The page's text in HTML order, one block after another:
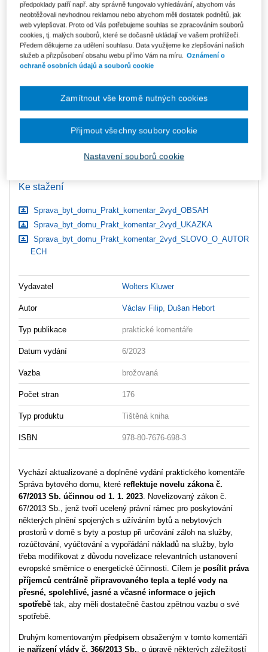
Kde najdu soubory e-knih?
642 Kč
Ušetříte 337 Kč
Balíček - Tištěná kniha + E-kniha
Smarteca + soubory ke stažení
Skladem- expedice do 2 pracovních dnů
Upozorňujeme, že v období od 1.8. do 21.8. z technických
důvodů nemůžeme vystavovat daňové doklady. Budou vám
zaslány dodatečně e-mailem.
ks Vložit do košíku
Ke stažení
Sprava_byt_domu_Prakt_komentar_2vyd_OBSAH
Sprava_byt_domu_Prakt_komentar_2vyd_UKAZKA
Sprava_byt_domu_Prakt_komentar_2vyd_SLOVO_O_AUTOR
ECH
Vydavatel Wolters Kluwer
Autor Václav Filip Dušan Hebort
Typ publikace praktické komentáře
Datum vydání 6/2023
Vazba brožovaná
Počet stran 176
Typ produktu Tištěná kniha
ISBN 978-80-7676-698-3
Vychází aktualizované a doplněné vydání praktického komentáře
Správa bytového domu, které reflektuje novelu zákona č.
67/2013 Sb. účinnou od 1. 1. 2023 . Novelizovaný zákon č.
67/2013 Sb., jenž tvoří ucelený právní rámec pro poskytování
některých plnění spojených s užíváním bytů a nebytových
prostorů v domě s byty a postup při určování záloh na služby,
rozúčtování, vyúčtování a vypořádání nákladů na služby, bylo
třeba modifikovat z důvodu novelizace relevantních ustanovení
evropské směrnice o energetické účinnosti. Cílem je posílit práva
příjemců centrálně připravovaného tepla a teplé vody na
přesné, spolehlivé, jasné a včasné informace o jejich
spotřebě tak, aby měli dostatečně častou zpětnou vazbu o své
spotřebě.
Druhým komentovaným předpisem obsaženým v tomto komentáři
je nařízení vlády č. 366/2013 Sb. , o úpravě některých záležitostí
předpoklady patří např. aby správně fungovalo vyhledávání, abychom vás
neobtěžovali nevhodnou reklamou nebo abychom měli dostatek podnětů, jak
web vylepšovat. Proto od Vás potřebujeme souhlas se zpracováním souborů
cookies, tj. malých souborů, které se dočasně ukládají ve vašem prohlížeči.
Předem děkujeme za udělení souhlasu. Data využijeme ke zlepšování našich
služeb a přizpůsobení obsahu webu přímo Vám na míru.
Oznámení o
ochraně osobních údajů a souborů cookie
Nastavení souborů cookie
Zamítnout vše kromě nutných cookies
Přijmout všechny soubory cookie